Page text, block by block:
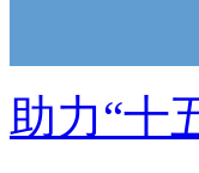
助力“十